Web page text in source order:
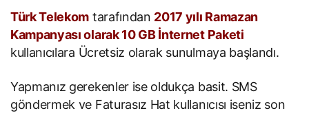
Türk Telekom tarafından 2017 yılı Ramazan
Kampanyası olarak 10 GB İnternet Paketi
kullanıcılara Ücretsiz olarak sunulmaya başlandı.
Yapmanız gerekenler ise oldukça basit. SMS
göndermek ve Faturasız Hat kullanıcısı iseniz son